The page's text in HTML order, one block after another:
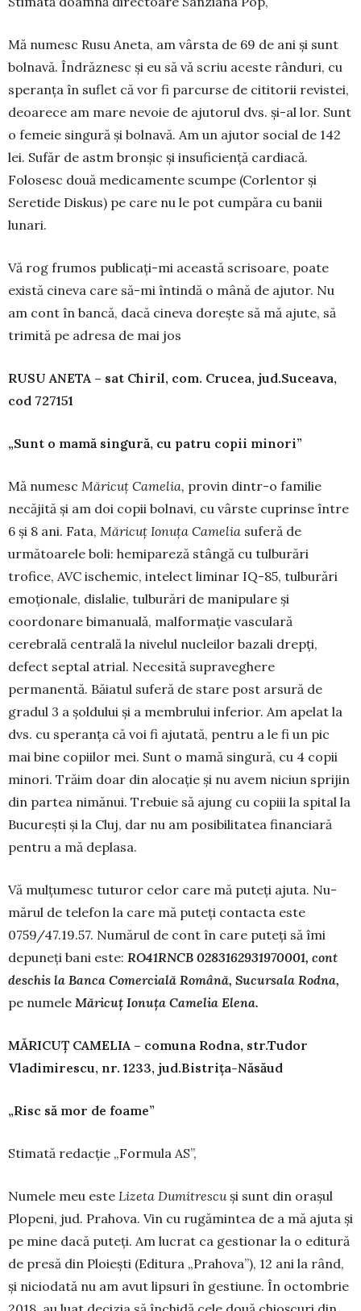
Mă numesc Rusu Aneta, am vârsta de 69 de ani și sunt
bolnavă. Îndrăznesc și eu să vă scriu aceste rânduri, cu
speranța în suflet că vor fi parcurse de cititorii revistei,
deoarece am mare nevoie de ajutorul dvs. și-al lor. Sunt
o femeie singură și bol­na­vă. Am un ajutor social de 142
lei. Sufăr de astm bron­șic și insuficiență cardiacă.
Folosesc două me­dicamente scumpe (Corlentor și
Seretide Diskus) pe care nu le pot cumpăra cu banii
lunari.
Vă rog frumos publicați-mi această scrisoare, poate
există cineva care să-mi întindă o mână de ajutor. Nu
am cont în bancă, dacă cineva dorește să mă ajute, să
trimită pe adresa de mai jos
RUSU ANETA – sat Chiril, com. Crucea, jud.Suceava,
cod 727151
„Sunt o mamă singură, cu patru copii minori”
Mă numesc Măricuț Camelia, provin dintr-o fa­milie
necăjită și am doi copii bolnavi, cu vârste cu­prinse între
6 și 8 ani. Fata, Măricuț Ionuța Ca­melia suferă de
următoarele boli: hemipareză stân­gă cu tulburări
trofice, AVC ischemic, intelect li­minar IQ-85, tulburări
emoționale, dislalie, tul­bu­rări de manipulare și
coordonare bimanuală, mal­for­mație vasculară
cerebrală centrală la nivelul nucleilor bazali drepți,
defect septal atrial. Necesită supraveghere
permanentă. Băiatul suferă de stare post arsură de
gradul 3 a șoldului și a membrului in­ferior. Am apelat la
dvs. cu speranța că voi fi ajutată, pentru a le fi un pic
mai bine copiilor mei. Sunt o mamă singură, cu 4 copii
minori. Trăim doar din alocație și nu avem niciun sprijin
din partea ni­mănui. Trebuie să ajung cu copiii la spital la
Bucu­rești și la Cluj, dar nu am posibilitatea financiară
pentru a mă deplasa.
Vă mulțumesc tu­tu­ror celor care mă puteți ajuta. Nu­­
mărul de tele­fon la care mă puteți con­tacta este
0759/47.19.57. Nu­mă­rul de cont în care puteți să îmi
depuneți bani este: RO41RNCB 0283162931970001, cont
deschis la Banca Co­mercială Română, Sucursala Rodna,
pe numele Măricuț Ionuța Camelia Elena.
MĂRICUȚ CAMELIA – comuna Rodna, str.Tudor
Vladimirescu, nr. 1233, jud.Bistrița-Năsăud
„Risc să mor de foame”
Stimată redacție „Formula AS”,
Numele meu este Lizeta Dumitrescuși sunt din orașul
Plopeni, jud. Prahova. Vin cu rugămintea de a mă ajuta și
pe mine dacă puteți. Am lucrat ca ges­tionar la o editură
de presă din Ploiești (Editura „Pra­hova”), 12 ani la rând,
și niciodată nu am avut lipsuri în gestiune. În octombrie